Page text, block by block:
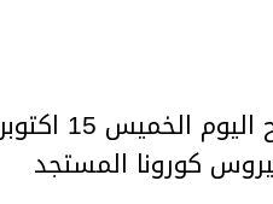
كورونا المستجد